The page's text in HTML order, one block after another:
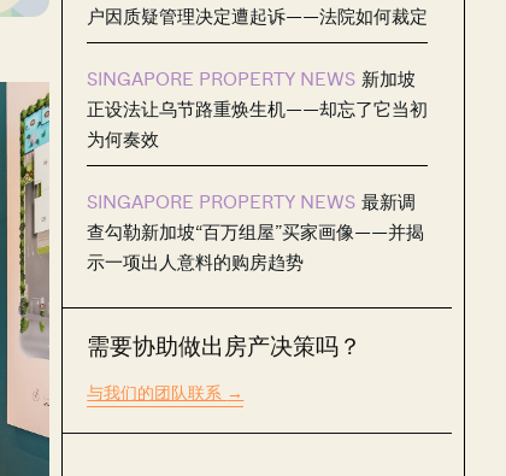
户因质疑管理决定遭起诉——法院如何裁定
SINGAPORE PROPERTY NEWS 新加坡
正设法让乌节路重焕生机——却忘了它当初
为何奏效
SINGAPORE PROPERTY NEWS 最新调
查勾勒新加坡“百万组屋”买家画像——并揭
示一项出人意料的购房趋势
需要协助做出房产决策吗？
与我们的团队联系 →